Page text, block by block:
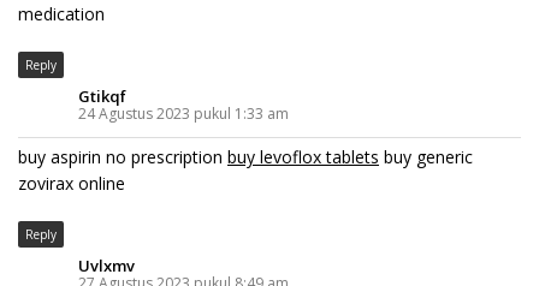
medication
Reply
Gtikqf
24 Agustus 2023 pukul 1:33 am
buy aspirin no prescription buy levoflox tablets buy generic
zovirax online
Reply
Uvlxmv